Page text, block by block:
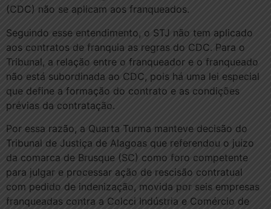
(CDC) não se aplicam aos franqueados.
Seguindo esse entendimento, o STJ não tem aplicado
aos contratos de franquia as regras do CDC. Para o
Tribunal, a relação entre o franqueador e o franqueado
não está subordinada ao CDC, pois há uma lei especial
que define a formação do contrato e as condições
prévias da contratação.
Por essa razão, a Quarta Turma manteve decisão do
Tribunal de Justiça de Alagoas que referendou o juízo
da comarca de Brusque (SC) como foro competente
para julgar e processar ação de rescisão contratual
com pedido de indenização, movida por seis empresas
franqueadas contra a Colcci Indústria e Comércio de